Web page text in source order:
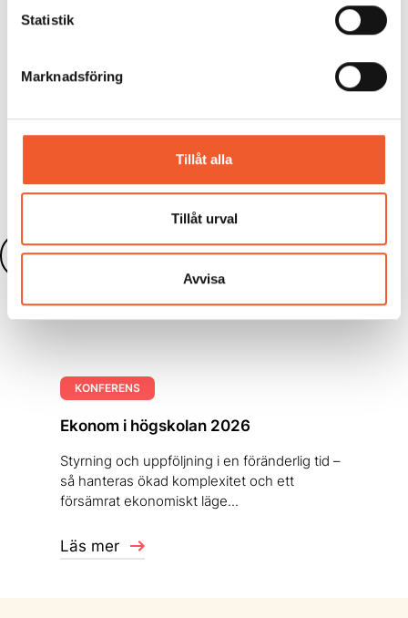
Statistik
Marknadsföring
Tillåt alla
Tillåt urval
Avvisa
kliven framåt!
Intervjun är gjord av Stina Åkerstedt, Ability Partner
Läs fler nyheter
KONFERENS
Ekonom i högskolan 2026
Styrning och uppföljning i en föränderlig tid –
så hanteras ökad komplexitet och ett
försämrat ekonomiskt läge...
Läs mer